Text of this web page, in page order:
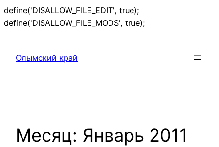
define('DISALLOW_FILE_EDIT', true);
define('DISALLOW_FILE_MODS', true);
Олымский край
Месяц: Январь 2011